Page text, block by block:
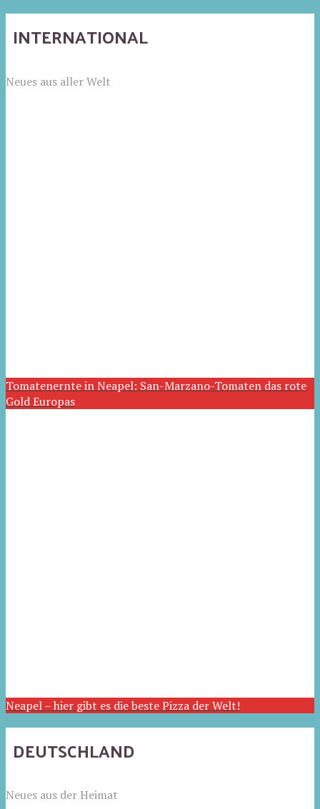
INTERNATIONAL
Neues aus aller Welt
Tomatenernte in Neapel: San-Marzano-Tomaten das rote
Gold Europas
Neapel – hier gibt es die beste Pizza der Welt!
DEUTSCHLAND
Neues aus der Heimat